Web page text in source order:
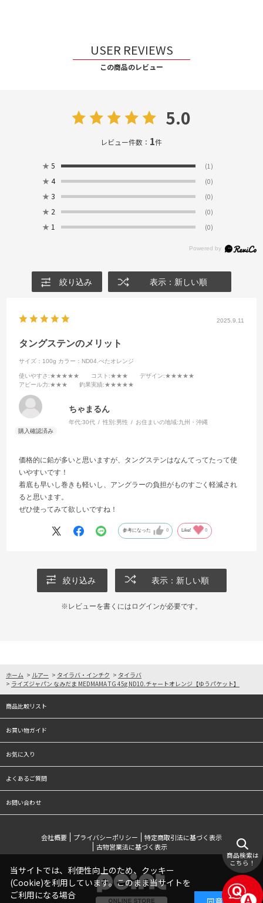
USER REVIEWS
この商品のレビュー
5.0
レビュー件数： 1件
★ 5 (1)
★ 4 (0)
★ 3 (0)
★ 2 (0)
★ 1 (0)
絞り込み 表示：新しい順
2025.9.11
タングステンのメリット
サイズ：100g カラー：ND04.べたオレンジ
使いやすさ :★★★★★ コスト :★★★ デザイン:★★★★★
アピール力:★★★ 釣果実績:★★★★★
ちゃまるん
年代:30代 性別:男性 お住まいの地域:九州・沖縄
価格的に鉛が多いと思いますが、タングステンはなんてってたって使
いやすいです！
着底も早いし巻きも軽いし、アングラーの負担がものすごく軽減され
ると思います。
ぜひ使ってみて欲しいですね！
参考になった 0 Like! 0
絞り込み 表示：新しい順
※レビューを書くには ログインが必要です。
ホーム > ルアー > タイラバ・インチク > タイラバ
> ライズジャパン なみだま MEDMAMA TG 45g ND10.チャートオレンジ【ゆうパケット】
商品比較リスト
お買い物ガイド
お気に入り
よくあるご質問
お問い合わせ
会社概要 プライバシーポリシー
特定商取引法に基づく表示
古物営業法に基づく表示
商品検索は
こちら！
当サイトでは、利便性向上のため、クッキー
(Cookie)を利用しています。このまま当サイトを
ご利用になる場合